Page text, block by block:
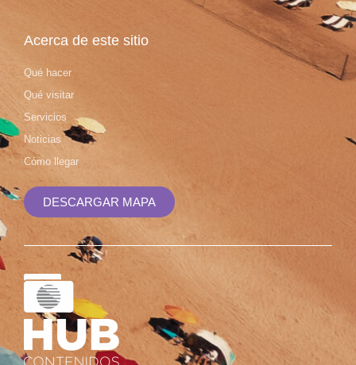
Acerca de este sitio
Qué hacer
Qué visitar
Servicios
Noticias
Cómo llegar
DESCARGAR MAPA